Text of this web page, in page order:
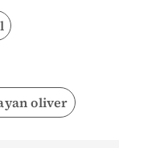
oliver